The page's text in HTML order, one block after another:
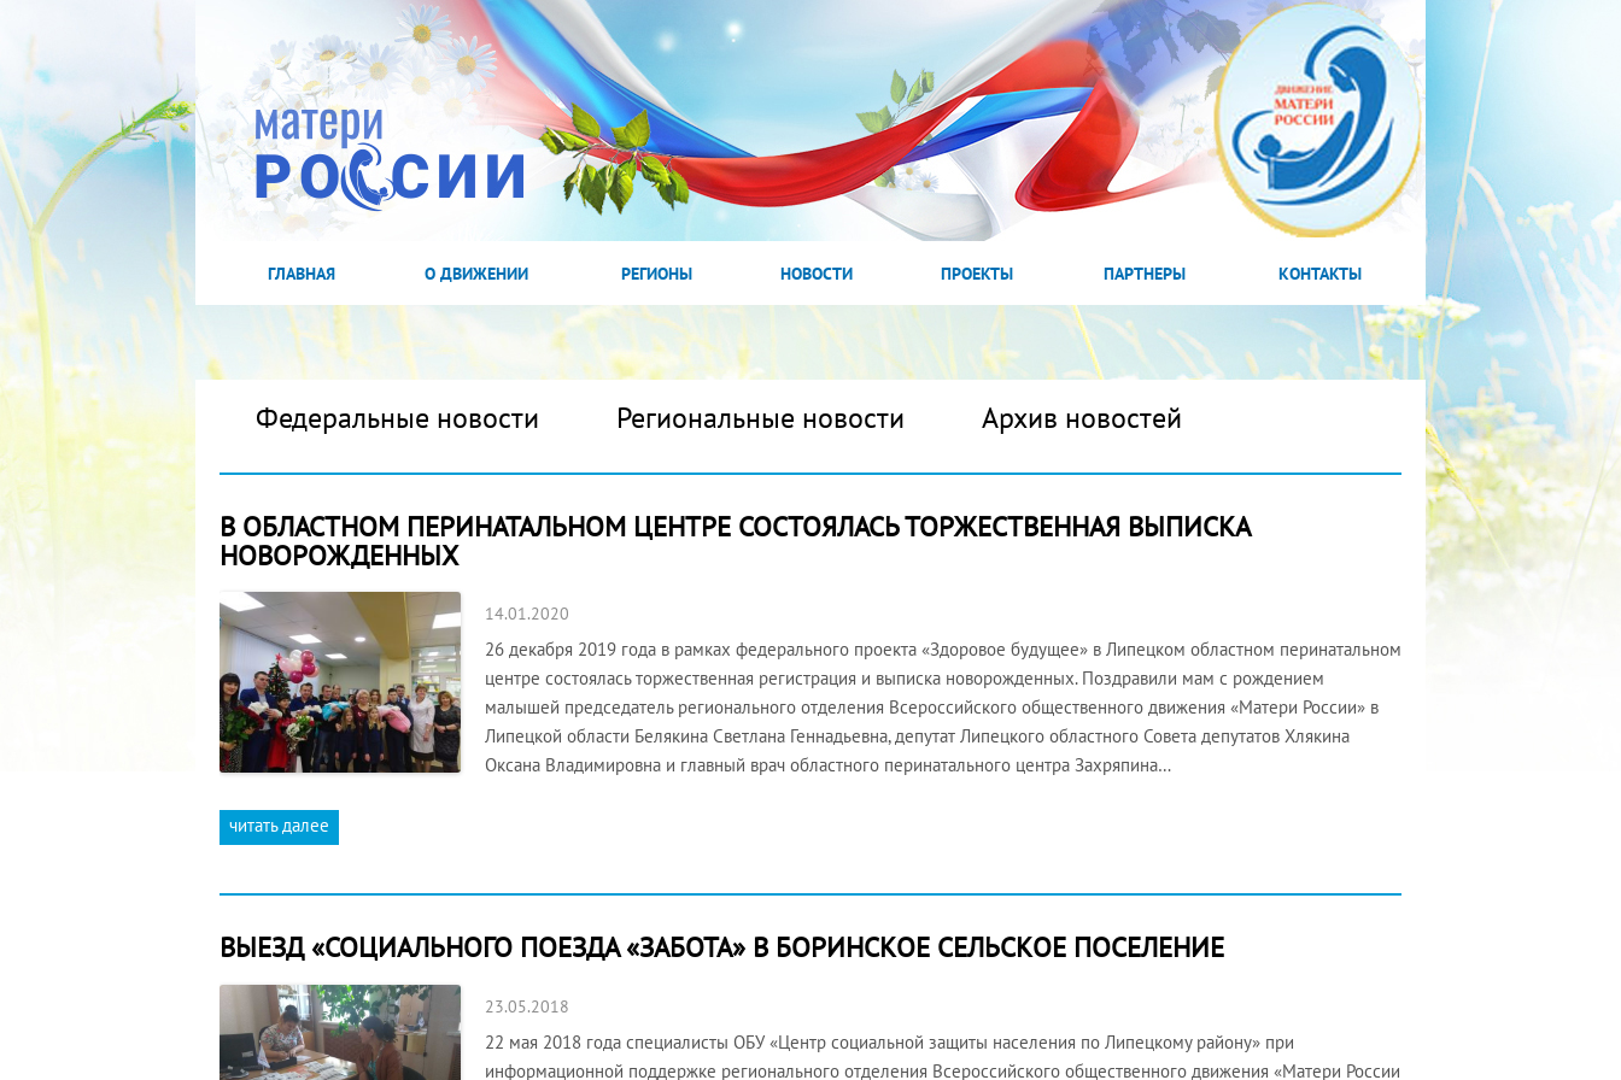
ГЛАВНАЯ О ДВИЖЕНИИ РЕГИОНЫ НОВОСТИ ПРОЕКТЫ ПАРТНЕРЫ КОНТАКТЫ
Федеральные новости Региональные новости Архив новостей
В ОБЛАСТНОМ ПЕРИНАТАЛЬНОМ ЦЕНТРЕ СОСТОЯЛАСЬ ТОРЖЕСТВЕННАЯ ВЫПИСКА
НОВОРОЖДЕННЫХ
14.01.2020
26 декабря 2019 года в рамках федерального проекта «Здоровое будущее» в Липецком областном перинатальном
центре состоялась торжественная регистрация и выписка новорожденных. Поздравили мам с рождением
малышей председатель регионального отделения Всероссийского общественного движения «Матери России» в
Липецкой области Белякина Светлана Геннадьевна, депутат Липецкого областного Совета депутатов Хлякина
Оксана Владимировна и главный врач областного перинатального центра Захряпина…
читать далее
ВЫЕЗД «СОЦИАЛЬНОГО ПОЕЗДА «ЗАБОТА» В БОРИНСКОЕ СЕЛЬСКОЕ ПОСЕЛЕНИЕ
23.05.2018
22 мая 2018 года специалисты ОБУ «Центр социальной защиты населения по Липецкому району» при
информационной поддержке регионального отделения Всероссийского общественного движения «Матери России